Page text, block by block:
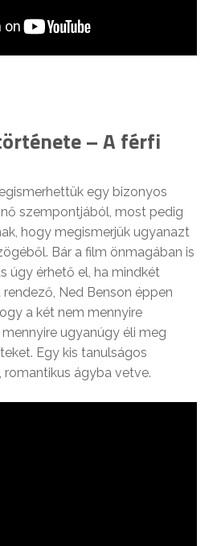
– A férfi
egy bizonyos
szempontjából, most pedig
hogy megismerjük ugyanazt
Bár a film önmagában is
úgy érhető el, ha mindkét
Ned Benson éppen
a két nem mennyire
ugyanúgy éli meg
Egy kis tanulságos
ágyba vetve.